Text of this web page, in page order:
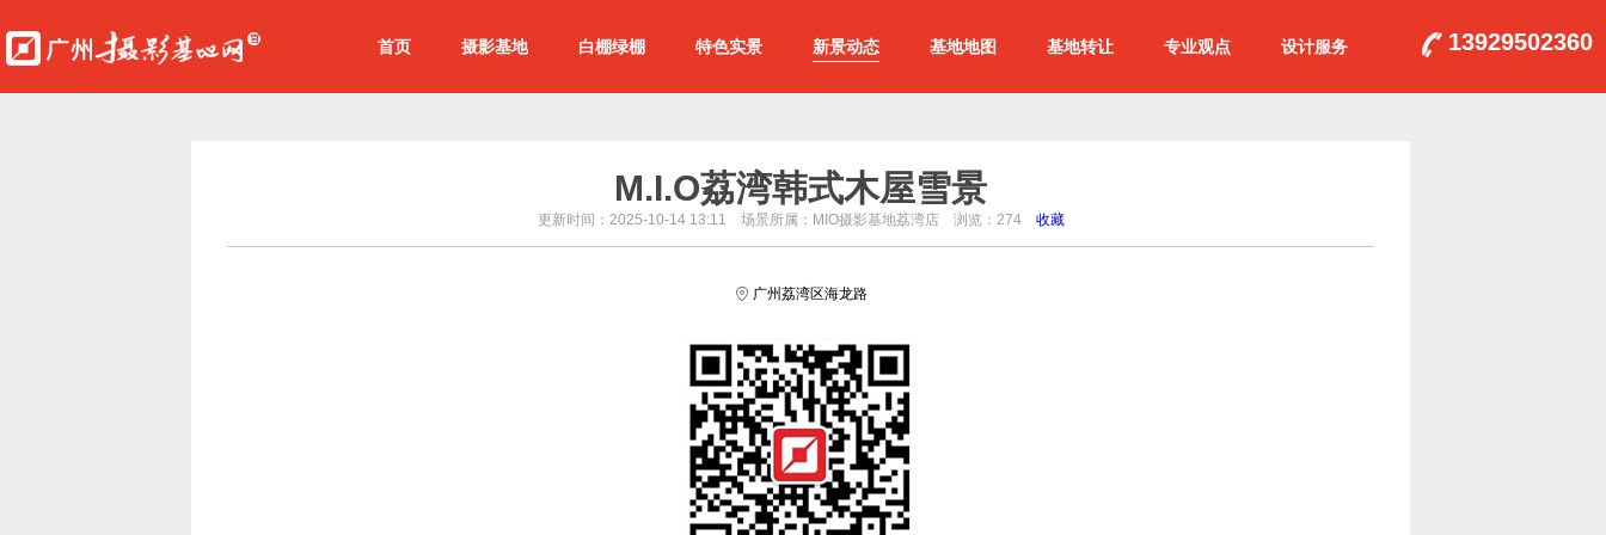
首页 摄影基地 白棚绿棚 特色实景 新景动态 基地地图 基地转让 专业观点 设计服务 13929502360
M.I.O荔湾韩式木屋雪景
更新时间：2025-10-14 13:11 场景所属：MIO摄影基地荔湾店 浏览： 274 收藏
广州荔湾区海龙路